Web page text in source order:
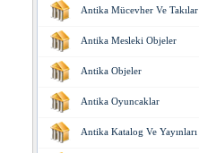
Antika Mücevher Ve Takılar
Antika Mesleki Objeler
Antika Objeler
Antika Oyuncaklar
Antika Katalog Ve Yayınları